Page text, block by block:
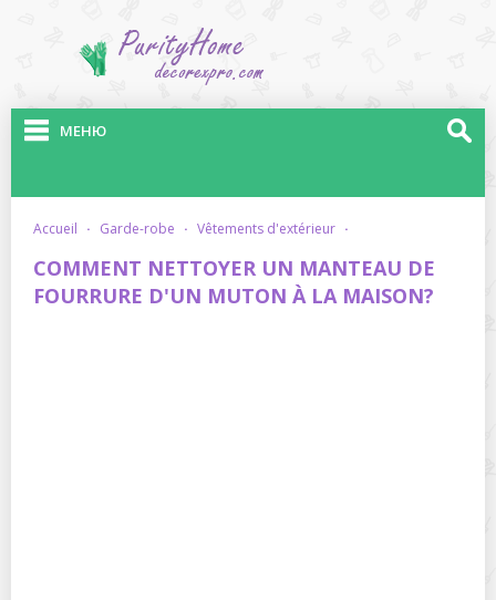
МЕНЮ
accueil · garde-robe · vêtements d'extérieur ·
COMMENT NETTOYER UN MANTEAU DE
FOURRURE D'UN MUTON À LA MAISON?